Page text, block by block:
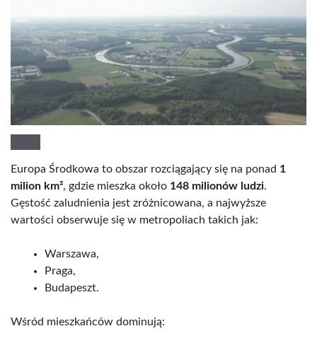
Europa Środkowa to obszar rozciągający się na ponad 1
milion km², gdzie mieszka około 148 milionów ludzi.
Gęstość zaludnienia jest zróżnicowana, a najwyższe
wartości obserwuje się w metropoliach takich jak:
Warszawa,
Praga,
Budapeszt.
Wśród mieszkańców dominują: